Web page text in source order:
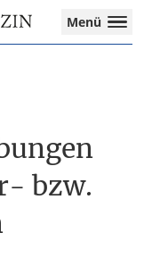
Menü
bzw.